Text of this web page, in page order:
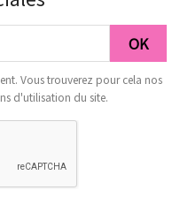
Vous trouverez pour cela nos
d'utilisation du site.